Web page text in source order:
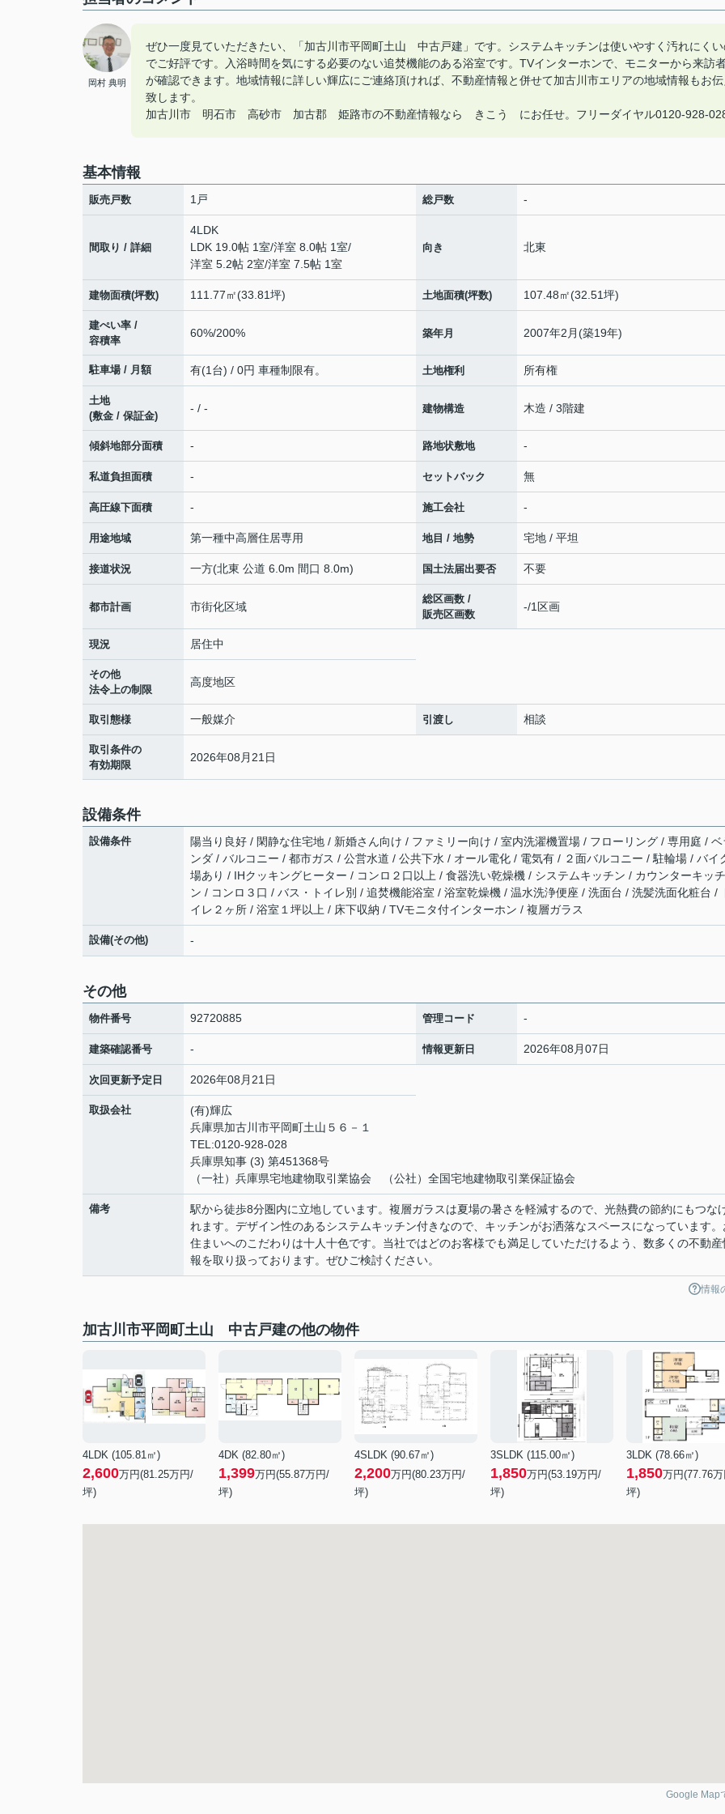
岡村 典明
ぜひ一度見ていただきたい、「加古川市平岡町土山 中古戸建」です。システムキッチンは使いやすく汚れにく
でご好評です。入浴時間を気にする必要のない追焚機能のある浴室です。TVインターホンで、モニターから来訪
が確認できます。地域情報に詳しい輝広にご連絡頂ければ、不動産情報と併せて加古川市エリアの地域情報もお伝
致します。
加古川市 明石市 高砂市 加古郡 姫路市の不動産情報なら きこう にお任せ。フリーダイヤル0120-928-
基本情報
販売戸数 1戸 総戸数 -
間取り / 詳細
4LDK
LDK 19.0帖 1室/洋室 8.0帖 1室/
洋室 5.2帖 2室/洋室 7.5帖 1室
向き 北東
建物面積(坪数) 111.77㎡(33.81坪) 土地面積(坪数) 107.48㎡(32.51坪)
建ぺい率 /
容積率
60%/200% 築年月 2007年2月(築19年)
駐車場 / 月額 有(1台) / 0円 車種制限有。 土地権利 所有権
土地
(敷金 / 保証金)
- / - 建物構造 木造 / 3階建
傾斜地部分面積 - 路地状敷地 -
私道負担面積 - セットバック 無
高圧線下面積 - 施工会社 -
用途地域 第一種中高層住居専用 地目 / 地勢 宅地 / 平坦
接道状況 一方(北東 公道 6.0m 間口 8.0m) 国土法届出要否 不要
都市計画 市街化区域
総区画数 /
販売区画数
-/1区画
現況 居住中
その他
法令上の制限
高度地区
取引態様 一般媒介 引渡し 相談
取引条件の
有効期限
2026年08月21日
設備条件
設備条件
陽当り良好 / 閑静な住宅地 / 新婚さん向け / ファミリー向け / 室内洗濯機置場 / フローリング / 専用庭 / ベ
ンダ / バルコニー / 都市ガス / 公営水道 / 公共下水 / オール電化 / 電気有 / ２面バルコニー / 駐輪場 / バイ
場あり / IHクッキングヒーター / コンロ２口以上 / 食器洗い乾燥機 / システムキッチン / カウンターキッチ
ン / コンロ３口 / バス・トイレ別 / 追焚機能浴室 / 浴室乾燥機 / 温水洗浄便座 / 洗面台 / 洗髪洗面化粧台 /
イレ２ヶ所 / 浴室１坪以上 / 床下収納 / TVモニタ付インターホン / 複層ガラス
設備(その他) -
その他
物件番号 92720885 管理コード -
建築確認番号 - 情報更新日 2026年08月07日
次回更新予定日 2026年08月21日
取扱会社
(有)輝広
兵庫県加古川市平岡町土山５６－１
TEL:0120-928-028
兵庫県知事 (3) 第451368号
（一社）兵庫県宅地建物取引業協会 （公社）全国宅地建物取引業保証協会
備考
駅から徒歩8分圏内に立地しています。複層ガラスは夏場の暑さを軽減するので、光熱費の節約にもつな
れます。デザイン性のあるシステムキッチン付きなので、キッチンがお洒落なスペースになっています。
住まいへのこだわりは十人十色です。当社ではどのお客様でも満足していただけるよう、数多くの不動産
報を取り扱っております。ぜひご検討ください。
情報
加古川市平岡町土山 中古戸建の他の物件
4LDK (105.81㎡)
2,600万円(81.25万円/
坪)
4DK (82.80㎡)
1,399万円(55.87万円/
坪)
4SLDK (90.67㎡)
2,200万円(80.23万円/
坪)
3SLDK (115.00㎡)
1,850万円(53.19万円/
坪)
3LDK (78.66㎡)
1,850万円(77.76
坪)
Google Map